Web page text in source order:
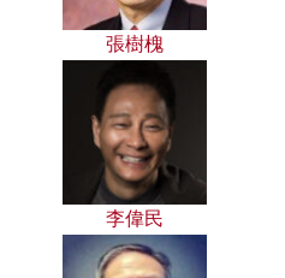
張樹槐
李偉民